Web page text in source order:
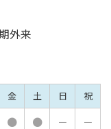
外来
金 土 日 祝
● ● －
－